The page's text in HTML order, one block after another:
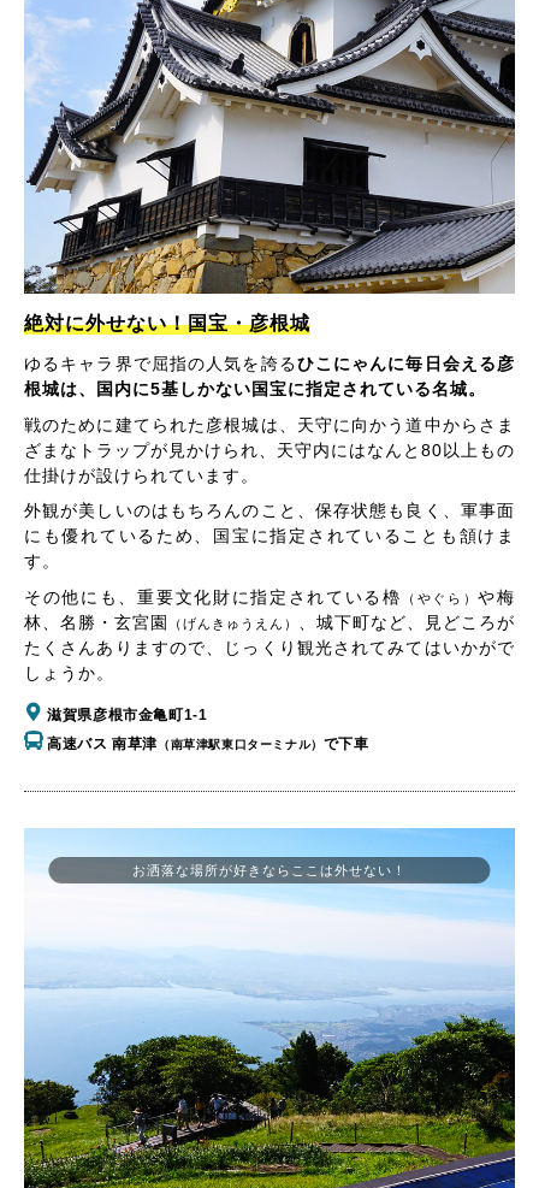
絶対に外せない！国宝・彦根城
ゆるキャラ界で屈指の人気を誇るひこにゃんに毎日会える彦
根城は、国内に5基しかない国宝に指定されている名城。
戦のために建てられた彦根城は、天守に向かう道中からさま
ざまなトラップが見かけられ、天守内にはなんと80以上もの
仕掛けが設けられています。
外観が美しいのはもちろんのこと、保存状態も良く、軍事面
にも優れているため、国宝に指定されていることも頷けま
す。
その他にも、重要文化財に指定されている櫓
（やぐら）や梅
林、名勝・玄宮園
（げんきゅうえん）
、城下町など、見どころが
たくさんありますので、じっくり観光されてみてはいかがで
しょうか。
滋賀県彦根市金亀町1-1
高速バス 南草津 （南草津駅東口ターミナル） で下車
お洒落な場所が好きならここは外せない！